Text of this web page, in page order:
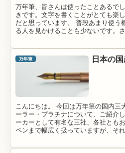
万年筆、皆さんは使ったことあるで
きです。文字を書くことがとても楽
だと思っています。 普段あまり使う
る人を見かけることも少ないです。
万年筆 日本の
こんにちは。 今回は万年筆の国内三
ーラー・プラチナについて、ご紹介
ーカーとして有名な三社、各社とも
ペンまで幅広く扱っていますが、そ